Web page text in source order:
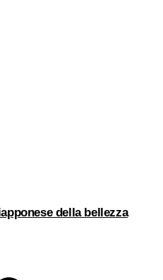
della bellezza